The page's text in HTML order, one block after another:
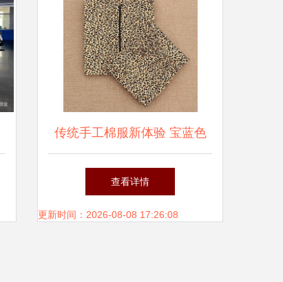
传统手工棉服新体验 宝蓝色
蓝底大花套装片，打造属于你
的温暖记忆
查看详情
更新时间：2026-08-08 17:26:08